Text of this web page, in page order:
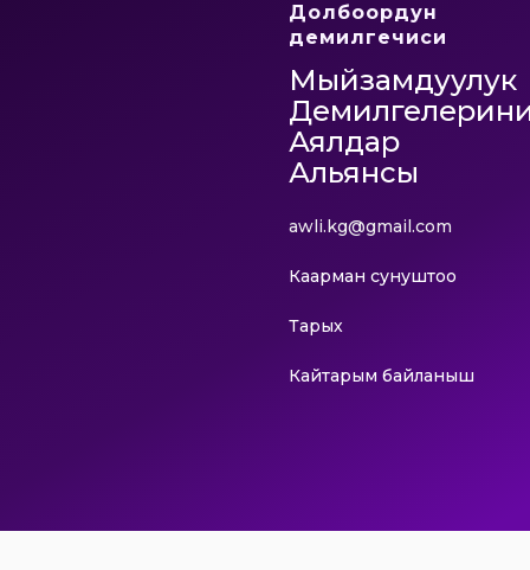
Долбоордун
демилгечиси
Мыйзамдуулук
Аялдар
Альянсы
awli.kg@gmail.com
Каарман сунуштоо
Тарых
Кайтарым байланыш